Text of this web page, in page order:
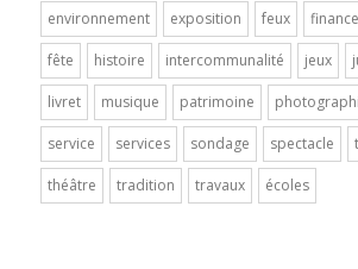
environnement exposition feux
fête histoire intercommunalité jeux
livret musique patrimoine
service services sondage spectacle
théâtre tradition travaux écoles